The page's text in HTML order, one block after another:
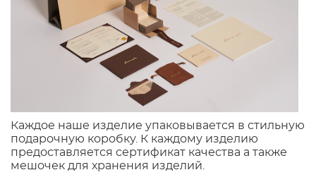
Каждое наше изделие упаковывается в стильную
подарочную коробку. К каждому изделию
предоставляется сертификат качества а также
мешочек для хранения изделий.